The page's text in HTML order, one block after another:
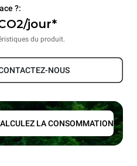
?:
jour*
du produit.
NOUS
LA CONSOMMATION